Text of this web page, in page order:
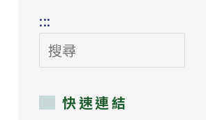
:::
搜
尋
快速連結